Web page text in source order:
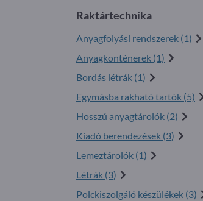
Raktártechnika
Anyagfolyási rendszerek (1)
Anyagkonténerek (1)
Bordás létrák (1)
Egymásba rakható tartók (5)
Hosszú anyagtárolók (2)
Kiadó berendezések (3)
Lemeztárolók (1)
Létrák (3)
Polckiszolgáló készülékek (3)